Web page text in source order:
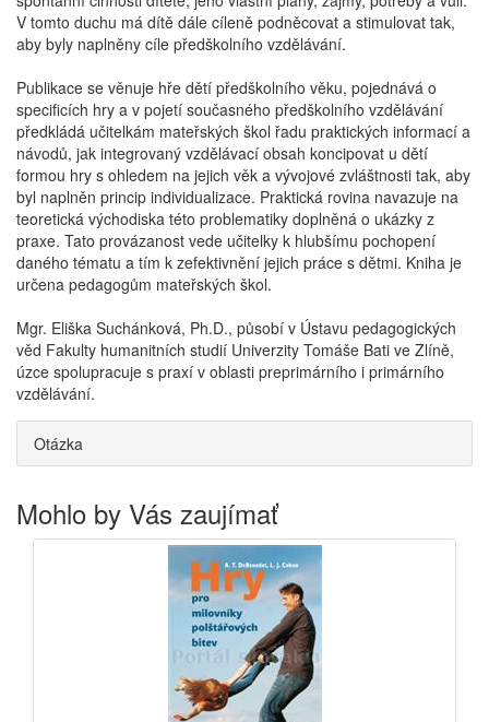
V tomto duchu má dítě dále cíleně podněcovat a stimulovat tak,
aby byly naplněny cíle předškolního vzdělávání.
Publikace se věnuje hře dětí předškolního věku, pojednává o
specificích hry a v pojetí současného předškolního vzdělávání
předkládá učitelkám mateřských škol řadu praktických informací a
návodů, jak integrovaný vzdělávací obsah koncipovat u dětí
formou hry s ohledem na jejich věk a vývojové zvláštnosti tak, aby
byl naplněn princip individualizace. Praktická rovina navazuje na
teoretická východiska této problematiky doplněná o ukázky z
praxe. Tato provázanost vede učitelky k hlubšímu pochopení
daného tématu a tím k zefektivnění jejich práce s dětmi. Kniha je
určena pedagogům mateřských škol.
Mgr. Eliška Suchánková, Ph.D., působí v Ústavu pedagogických
věd Fakulty humanitních studií Univerzity Tomáše Bati ve Zlíně,
úzce spolupracuje s praxí v oblasti preprimárního i primárního
vzdělávání.
Otázka
Mohlo by Vás zaujímať